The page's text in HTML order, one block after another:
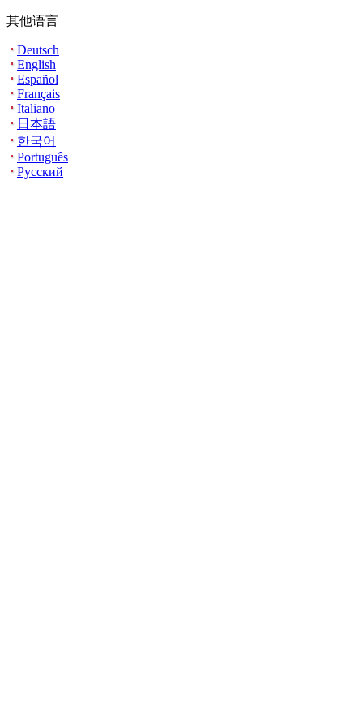
其他语言
Deutsch
English
Español
Français
Italiano
日本語
한국어
Português
Русский